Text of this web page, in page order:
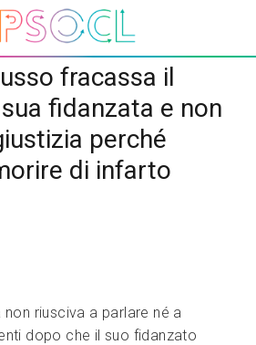
fracassa il
fidanzata e non
perché
di infarto
riusciva a parlare né a
dopo che il suo fidanzato